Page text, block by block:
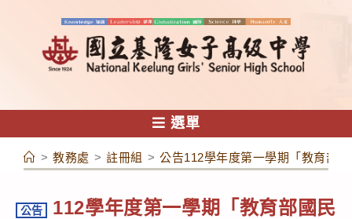
容
選單
> 教務處 > 註冊組 > 公告112學年度第一學期「教育部
公告
112學年度第一學期「教育部國民